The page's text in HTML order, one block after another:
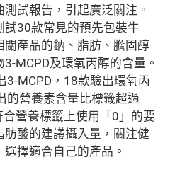
試報告，引起廣泛關注。
試30款常見的預先包裝牛
關產品的鈉、脂肪、膽固醇
MCPD及環氧丙醇的含量。
3-MCPD，18款驗出環氧丙
的營養素含量比標籤超過
營養標籤上使用「0」的要
酸的建議攝入量，關注健
擇適合自己的產品。